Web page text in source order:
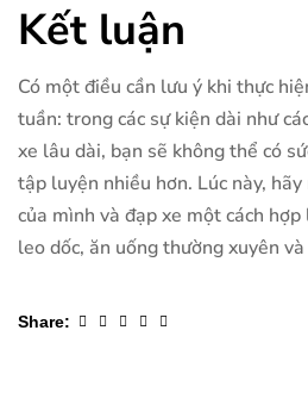
Kết luận
Có một điều cần lưu ý khi thực
tuần: trong các sự kiện dài như
xe lâu dài, bạn sẽ không thể có
tập luyện nhiều hơn. Lúc này,
của mình và đạp xe một cách
leo dốc, ăn uống thường xuyên
Share: Facebook
TwitterLinkedinGoogle+